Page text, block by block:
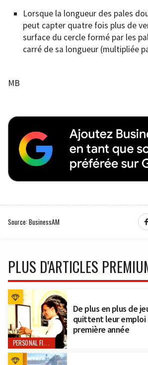
Lorsque la longueur des pales
peut capter quatre fois plus de
surface du cercle formé par les
carré de sa longueur (multipliée
MB
Source: BusinessAM
PLUS D'ARTICLES
PERSONAL FINANCE
De plus en plus de
quittent leur emploi
première année